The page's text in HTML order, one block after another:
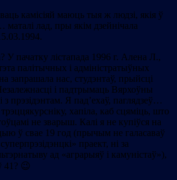
камісіяй маюць тыя ж людзі, якія ў
маталі лад, пры якім дзейнічала
У пачатку лістапада 1996 г. Алена Л.,
палітычных і адміністратыўных
запрашала нас, студэнтаў, прыйсці
і падтрымаць Вярхоўны
з прэзідэнтам. Я пад’ехаў, паглядзеў…
хапіла, каб сцяміць, што
не зварыш. Калі я не купіўся на
ў свае 19 год (прычым не галасаваў
праект, ні за
ад «аграрыяў і камуністаў»),
41? 😉